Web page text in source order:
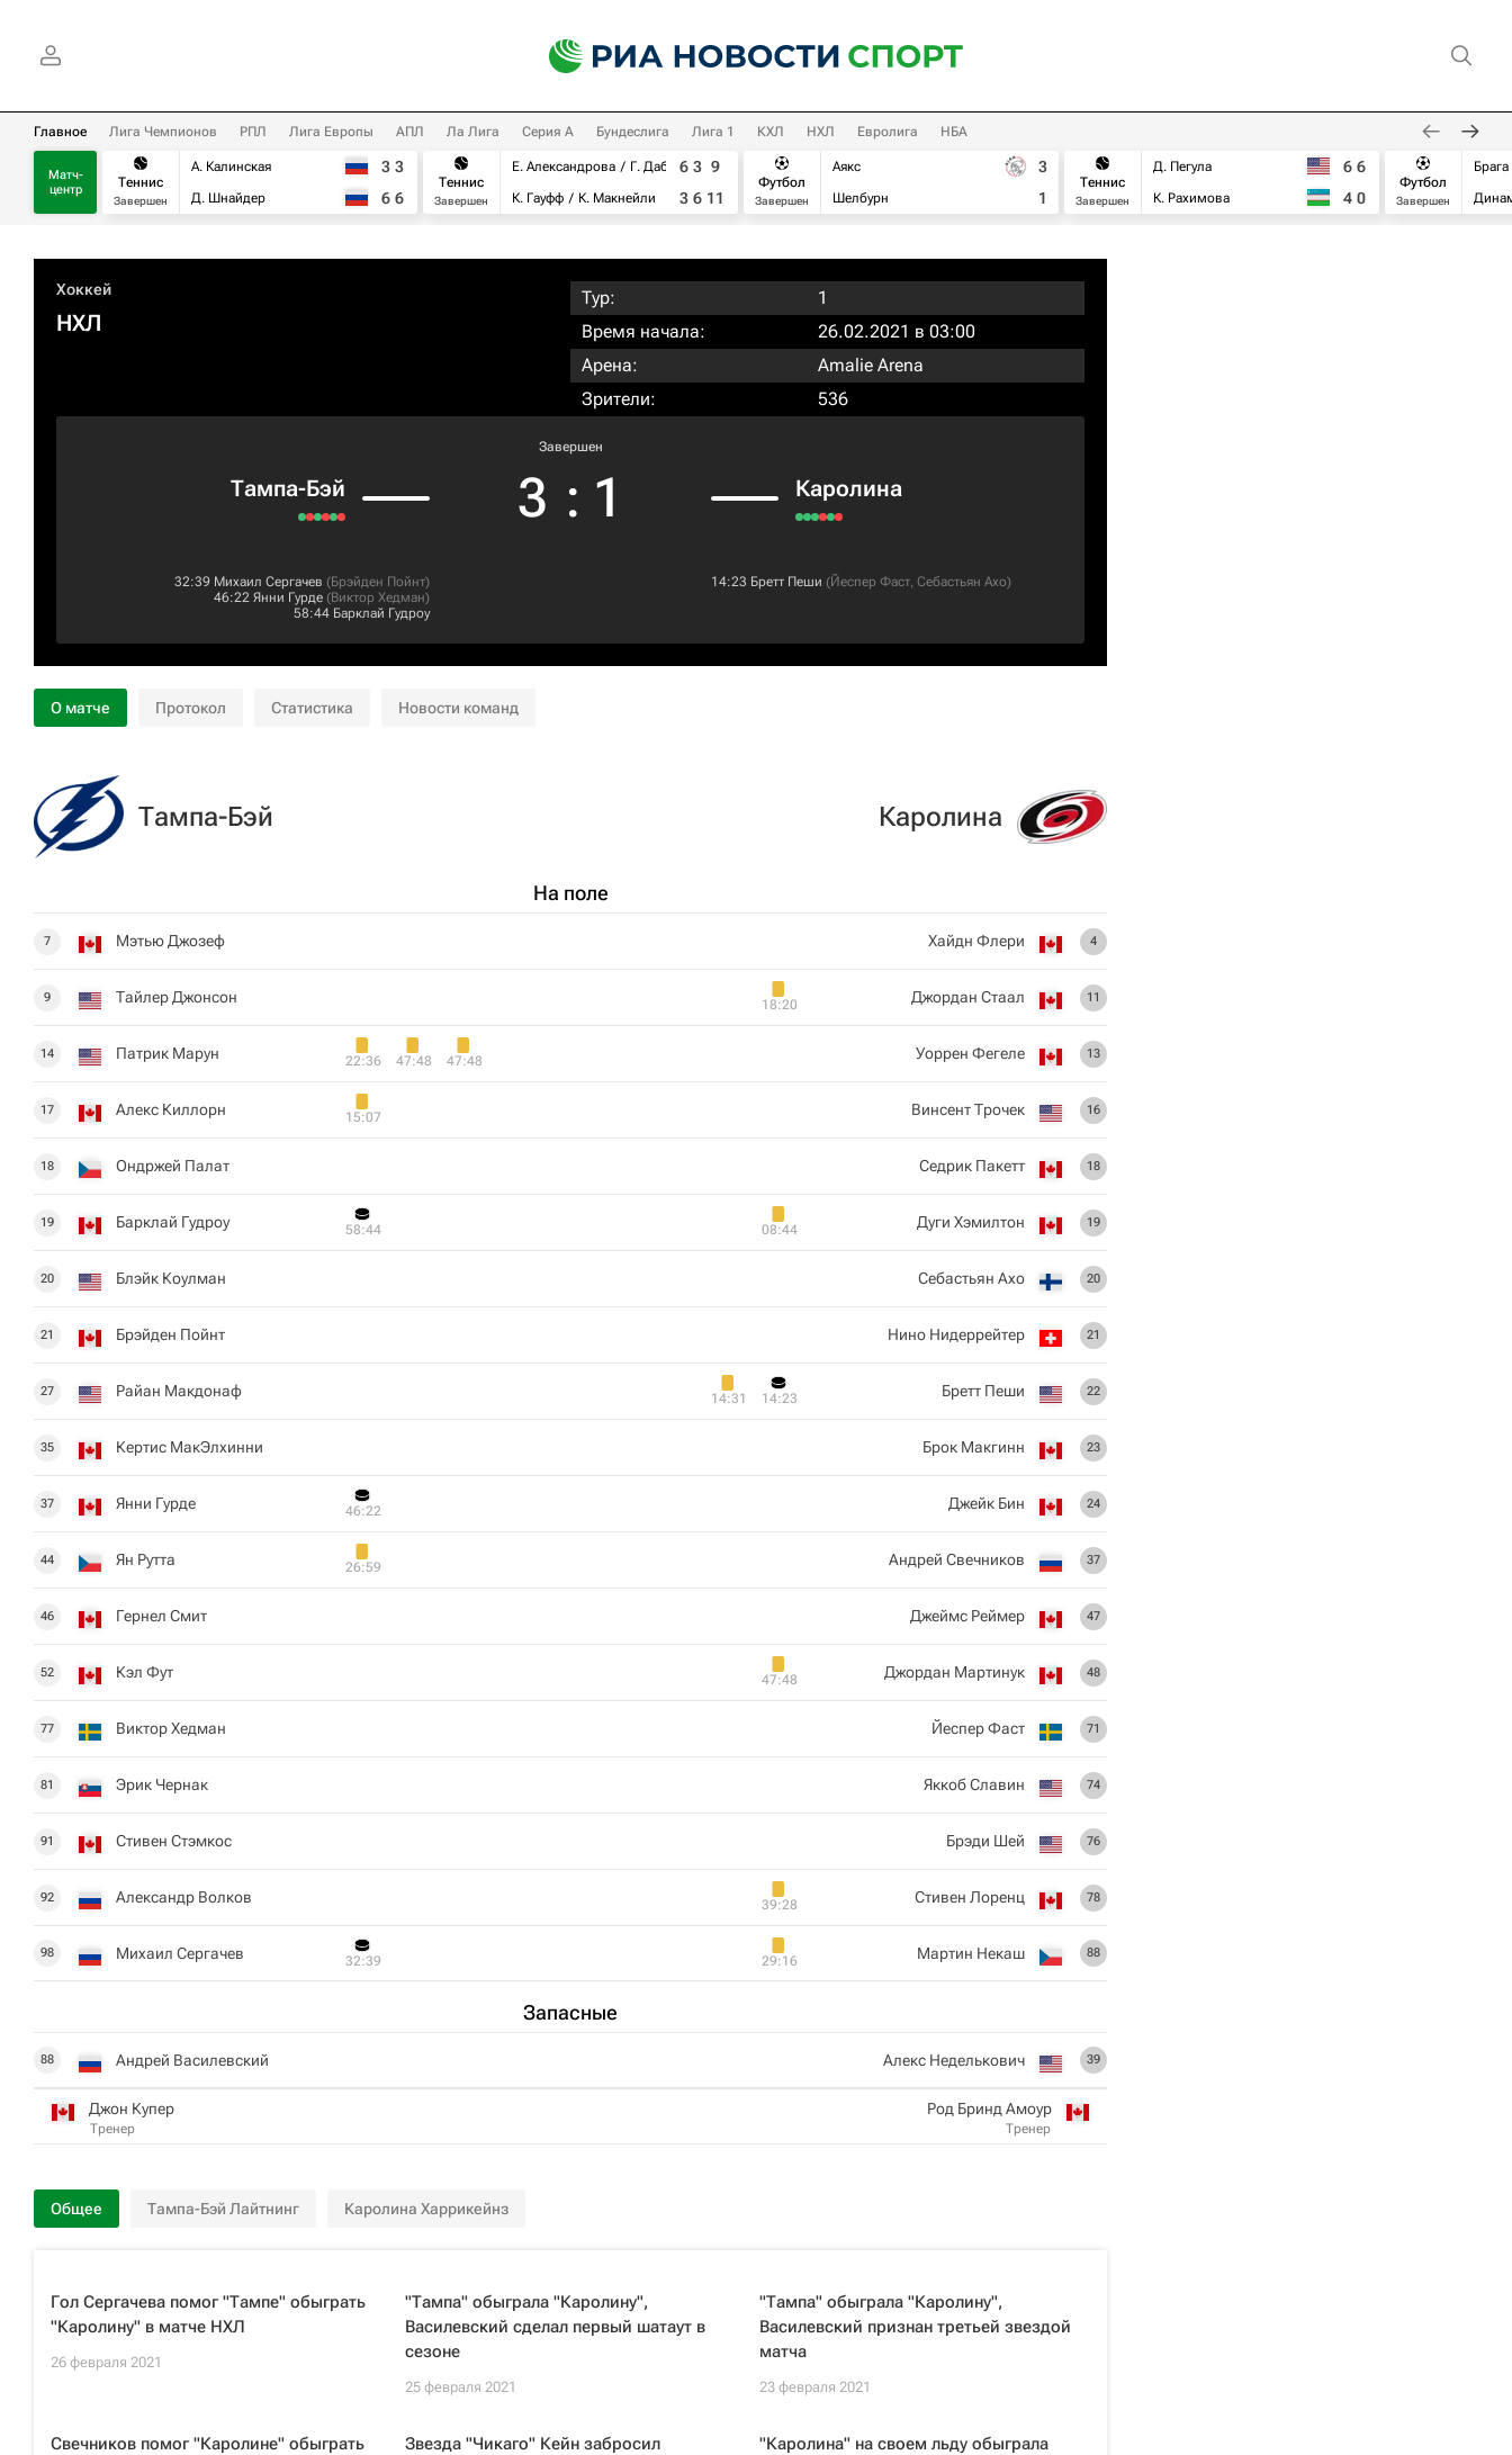
Главное Лига Чемпионов РПЛ Лига Европы АПЛ Ла Лига Серия А Бундеслига Лига 1 КХЛ НХЛ Евролига НБА
Матч-
центр
Теннис
Завершен
А. Калинская
Д. Шнайдер
3 3
6 6
Теннис
Завершен
Е. Александрова
Г. Дабровски
К. Гауфф
К. Макнейли
6 3 9
3 6 11
Футбол
Завершен
Аякс
Шелбурн
3
1
Теннис
Завершен
Д. Пегула
К. Рахимова
6 6
4 0
Футбол
Завершен
Брага
Хоккей
НХЛ
Тур:
1
Время начала:
26.02.2021 в 03:00
Арена:
Amalie Arena
Зрители:
536
Тампа-Бэй
Завершен
3 : 1 Каролина
32:39 Михаил Сергачев (Брэйден Пойнт)
46:22 Янни Гурде (Виктор Хедман)
58:44 Барклай Гудроу
14:23 Бретт Пеши (Йеспер Фаст, Себастьян Ахо)
О матче Протокол Статистика Новости команд
Тампа-Бэй
На поле
7 Мэтью Джозеф
9 Тайлер Джонсон
14 Патрик Марун 22:36 47:48 47:48
17 Алекс Киллорн 15:07
18 Ондржей Палат
19 Барклай Гудроу 58:44
20 Блэйк Коулман
21 Брэйден Пойнт
27 Райан Макдонаф
35 Кертис МакЭлхинни
37 Янни Гурде 46:22
44 Ян Рутта 26:59
46 Гернел Смит
52 Кэл Фут
77 Виктор Хедман
81 Эрик Чернак
91 Стивен Стэмкос
92 Александр Волков
98 Михаил Сергачев 32:39
Запасные
88 Андрей Василевский
Джон Купер
Тренер
Каролина
4
Хайдн Флери
11
Джордан Стаал
18:20
13
Уоррен Фегеле
16
Винсент Трочек
18
Седрик Пакетт
19
Дуги Хэмилтон
08:44
20
Себастьян Ахо
21
Нино Нидеррейтер
22
Бретт Пеши
14:23
14:31
23
Брок Макгинн
24
Джейк Бин
37
Андрей Свечников
47
Джеймс Реймер
48
Джордан Мартинук
47:48
71
Йеспер Фаст
74
Яккоб Славин
76
Брэди Шей
78
Стивен Лоренц
39:28
88
Мартин Некаш
29:16
39
Алекс Неделькович
Род Бринд Амоур
Тренер
Общее Тампа-Бэй Лайтнинг Каролина Харрикейнз
Гол Сергачева помог "Тампе" обыграть
"Каролину" в матче НХЛ
26 февраля 2021
"Тампа" обыграла "Каролину",
Василевский сделал первый шатаут в
сезоне
25 февраля 2021
"Тампа" обыграла "Каролину",
Василевский признан третьей звездой
матча
23 февраля 2021
Свечников помог "Каролине" обыграть
Звезда "Чикаго" Кейн забросил
"Каролина" на своем льду обыграла